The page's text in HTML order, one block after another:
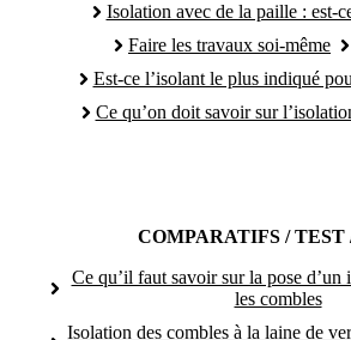
Isolation avec de la paille : est-
Faire les travaux soi-même
Est-ce l’isolant le plus indiqué
Ce qu’on doit savoir sur
COMPARATIFS / TEST
Ce qu’il faut savoir sur la pose d’un
les combles
Isolation des combles à la laine de